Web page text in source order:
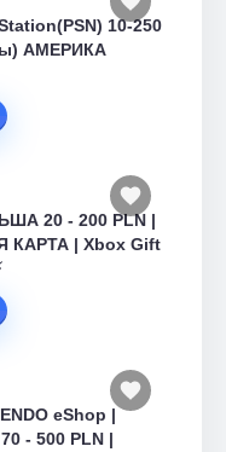
10-250
АМЕРИКА
20 - 200 PLN |
| Xbox Gift
eShop |
- 500 PLN |